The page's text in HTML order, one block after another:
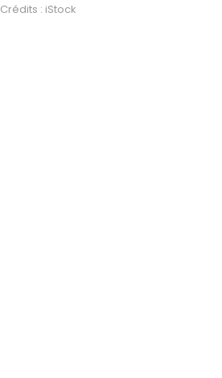
Crédits : iStock